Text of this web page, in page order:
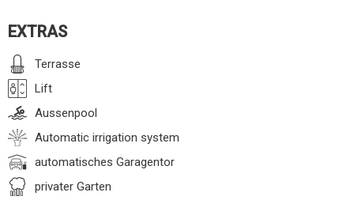
EXTRAS
Terrasse
Lift
Aussenpool
Automatic irrigation system
automatisches Garagentor
privater Garten